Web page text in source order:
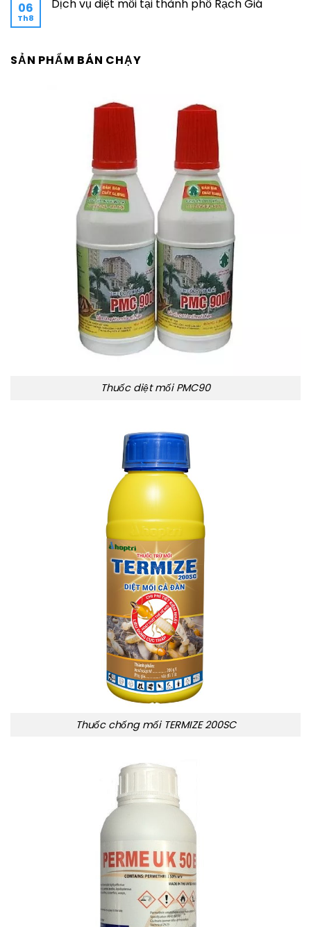
06
Th8
Dịch vụ diệt mối tại thành phố Rạch Giá
SẢN PHẨM BÁN CHẠY
Thuốc diệt mối PMC90
Thuốc chống mối TERMIZE 200SC